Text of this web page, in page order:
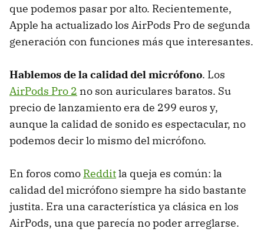
que podemos pasar por alto. Recientemente,
Apple ha actualizado los AirPods Pro de segunda
generación con funciones más que interesantes.
Hablemos de la calidad del micrófono. Los
AirPods Pro 2 no son auriculares baratos. Su
precio de lanzamiento era de 299 euros y,
aunque la calidad de sonido es espectacular, no
podemos decir lo mismo del micrófono.
En foros como Redditla queja es común: la
calidad del micrófono siempre ha sido bastante
justita. Era una característica ya clásica en los
AirPods, una que parecía no poder arreglarse.